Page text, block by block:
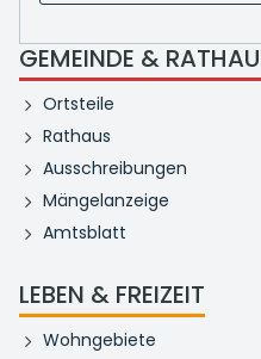
GEMEINDE &
Ortsteile
Rathaus
Ausschreibungen
Mängelanzeige
Amtsblatt
LEBEN & FREIZEIT
Wohngebiete